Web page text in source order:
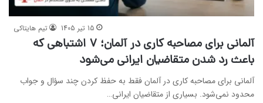
تیم هایتاکی 15 تیر 1405
آلمانی برای مصاحبه کاری در آلمان؛ ۷ اشتباهی که
باعث رد شدن متقاضیان ایرانی می‌شود
آلمانی برای مصاحبه کاری در آلمان فقط به حفظ کردن چند سؤال و جواب
محدود نمی‌شود. بسیاری از متقاضیان ایرانی…